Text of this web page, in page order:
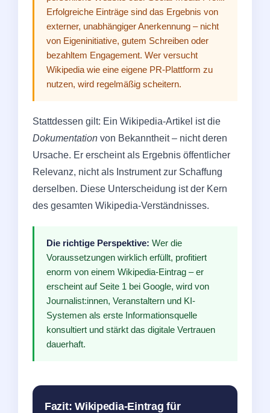
Erfolgreiche Einträge sind das Ergebnis von
externer, unabhängiger Anerkennung – nicht
von Eigeninitiative, gutem Schreiben oder
bezahltem Engagement. Wer versucht
Wikipedia wie eine eigene PR-Plattform zu
nutzen, wird regelmäßig scheitern.
Stattdessen gilt: Ein Wikipedia-Artikel ist die
Dokumentation von Bekanntheit – nicht deren
Ursache. Er erscheint als Ergebnis öffentlicher
Relevanz, nicht als Instrument zur Schaffung
derselben. Diese Unterscheidung ist der Kern
des gesamten Wikipedia-Verständnisses.
Die richtige Perspektive: Wer die
Voraussetzungen wirklich erfüllt, profitiert
enorm von einem Wikipedia-Eintrag – er
erscheint auf Seite 1 bei Google, wird von
Journalist:innen, Veranstaltern und KI-
Systemen als erste Informationsquelle
konsultiert und stärkt das digitale Vertrauen
dauerhaft.
Fazit: Wikipedia-Eintrag für